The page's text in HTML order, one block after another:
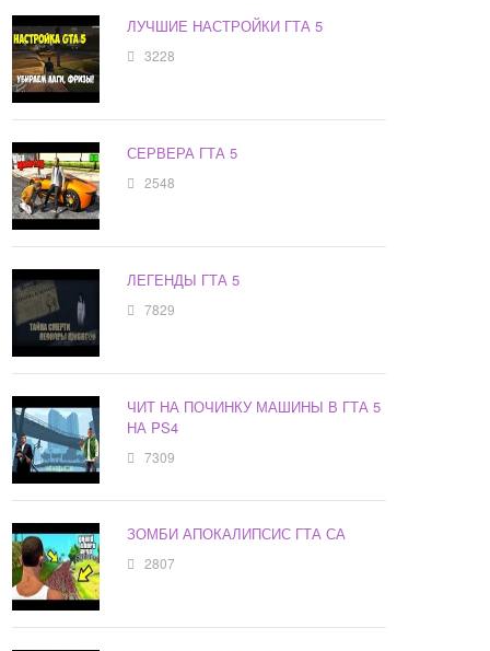
ЛУЧШИЕ НАСТРОЙКИ ГТА 5
3228
СЕРВЕРА ГТА 5
2548
ЛЕГЕНДЫ ГТА 5
7829
ЧИТ НА ПОЧИНКУ МАШИНЫ В ГТА 5
НА PS4
7309
ЗОМБИ АПОКАЛИПСИС ГТА СА
2807